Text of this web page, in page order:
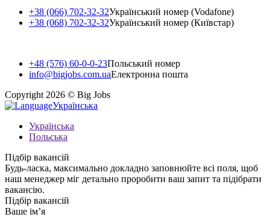
+38 (066) 702-32-32Український номер (Vodafone)
+38 (068) 702-32-32Український номер (Київстар)
+48 (576) 60-0-0-23Польський номер
info@bigjobs.com.uaЕлектронна пошта
Copyright 2026 © Big Jobs
Українська
Українська
Польська
Підбір вакансій
Будь-ласка, максимально докладно заповнюйте всі поля, щоб
наш менеджер міг детально проробити ваш запит та підібрати
вакансію.
Підбір вакансій
Ваше ім’я